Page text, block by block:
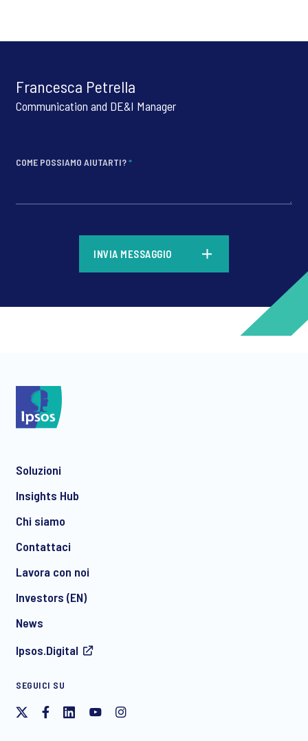
Francesca Petrella
Communication and DE&I Manager
COME POSSIAMO AIUTARTI?*
marketing via e-mail su prodotti e servizi, inclusi inviti a
ritirare il proprio consenso in qualsiasi momento.
INVIA MESSAGGIO
Soluzioni
Insights Hub
Chi siamo
Contattaci
Lavora con noi
Investors (EN)
News
Ipsos.Digital
SEGUICI SU